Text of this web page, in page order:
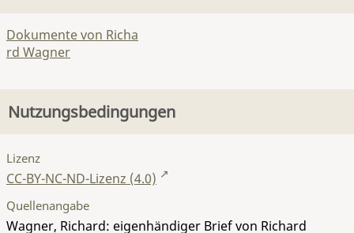
Dokumente von Richa
rd Wagner
Nutzungsbedingungen
Lizenz
CC-BY-NC-ND-Lizenz (4.0)
Quellenangabe
Wagner, Richard: eigenhändiger Brief von Richard